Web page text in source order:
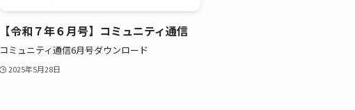
【令和７年６月号】コミュニティ通信
コミュニティ通信6月号ダウンロード
2025年5月28日